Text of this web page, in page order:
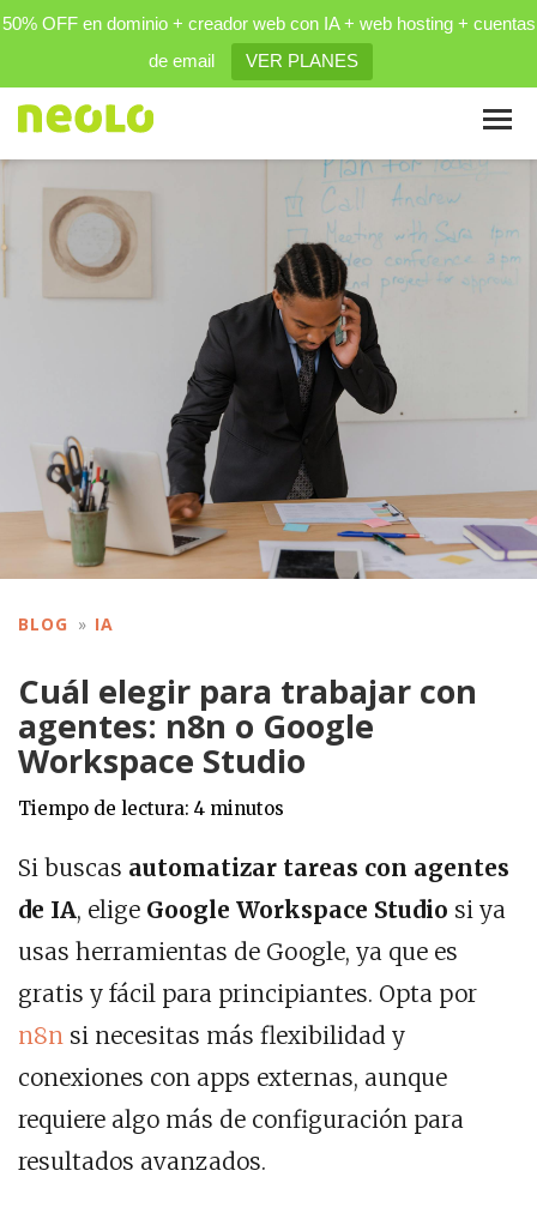
50% OFF en dominio + creador web con IA + web hosting + cuentas
de email
VER PLANES
BLOG IA
Cuál elegir para trabajar con
agentes: n8n o Google
Workspace Studio
Tiempo de lectura: 4 minutos
Si buscas automatizar tareas con agentes
de IA, elige Google Workspace Studio si ya
usas herramientas de Google, ya que es
gratis y fácil para principiantes. Opta por
n8n si necesitas más flexibilidad y
conexiones con apps externas, aunque
requiere algo más de configuración para
resultados avanzados.